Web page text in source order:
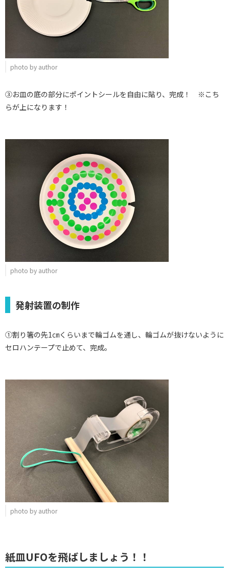
photo by author
③お皿の底の部分にポイントシールを自由に貼り、完成！ ※こち
らが上になります！
photo by author
発射装置の制作
①割り箸の先1㎝くらいまで輪ゴムを通し、輪ゴムが抜けないように
セロハンテープで止めて、完成。
photo by author
紙皿UFOを飛ばしましょう！！